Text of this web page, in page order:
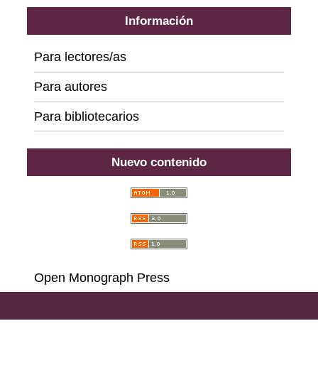
Información
Para lectores/as
Para autores
Para bibliotecarios
Nuevo contenido
Open Monograph Press